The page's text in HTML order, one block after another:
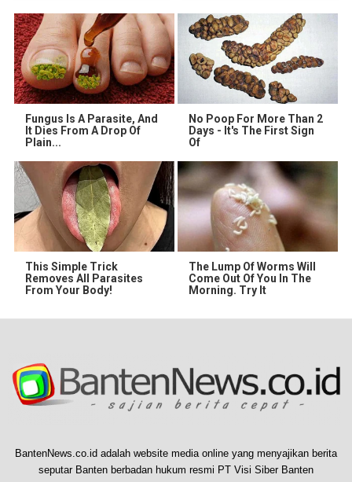
Fungus Is A Parasite, And
It Dies From A Drop Of
Plain...
No Poop For More Than 2
Days - It's The First Sign
Of
This Simple Trick
Removes All Parasites
From Your Body!
The Lump Of Worms Will
Come Out Of You In The
Morning. Try It
BantenNews.co.id adalah website media online yang menyajikan berita
seputar Banten berbadan hukum resmi PT Visi Siber Banten